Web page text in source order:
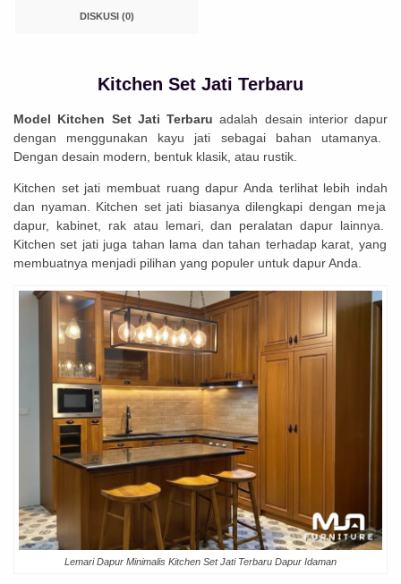
DISKUSI (0)
Kitchen Set Jati Terbaru
Model Kitchen Set Jati Terbaru adalah desain interiordapur
dengan menggunakan kayu jati sebagaibahan utamanya
Dengan desain modern bentuk klasik atau rustik.
Kitchen setjati membuat ruang dapur Anda terlihatlebih indah
dan nyaman Kitchen setjati biasanya dilengkapi dengan meja
dapur, kabinet, rakatau lemari, dan peralatan dapur lainnya
Kitchen set jatijuga tahan lama dan tahan terhadapkarat yang
membuatnya menjadi pilihan yang populer untuk dapurAnda
Lemari Dapur Minimalis Kitchen Set Jati Terbaru Dapur Idaman